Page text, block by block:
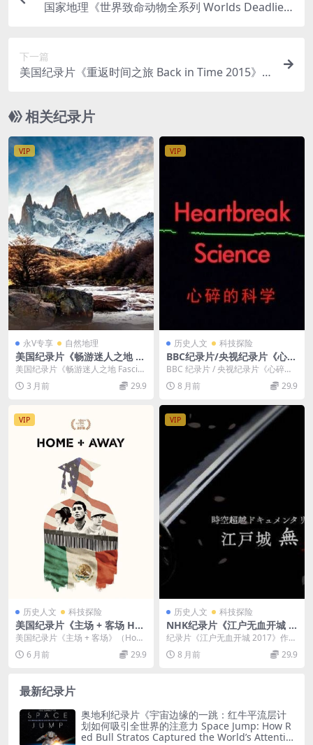
国家地理《世界致命动物全系列 Worlds Deadliest
下一篇
美国纪录片《重返时间之旅 Back in Time 2015》
相关纪录片
VIP
永V专享 自然地理
美国纪录片《畅游迷人之地 Fa
scinating Places 2023》第1-
2季全26集 英语中英双字 无水
印纯净版 1080P/MKV/30.3G
美国纪录片《畅游迷人之地 Fascin
ating Places 2023》第1-...
3 月前 29.9
VIP
历史人文 科技探险
BBC纪录片/央视纪录片《心碎
的科学 Heartbreak Science
2016》英语中字 1080P高清
人体心脏揭秘纪录片
BBC 纪录片 / 央视纪录片《心碎的
科学 Heartbreak Science...
8 月前 29.9
VIP
历史人文 科技探险
美国纪录片《主场 + 客场 Ho
me + Away 2018》英语中英
双字 官方纯净版 1080P/MK
V/3.31G 寻梦故事
美国纪录片《主场 + 客场》（Hom
e + Away 2018） 这部记录边境
少...6 月前 29.9
VIP
历史人文 科技探险
NHK纪录片《江户无血开城 2
017》日语中字 1.83GB/MP4/
720P 日本历史纪录片下载
纪录片《江户无血开城 2017》作为
NHK 聚焦日本近代关键历史转折的
纪实作品...
8 月前 29.9
最新纪录片
奥地利纪录片《宇宙边缘的一跳：红牛平流层计
划如何吸引全世界的注意力 Space Jump: How R
ed Bull Stratos Captured the World’s Attentio